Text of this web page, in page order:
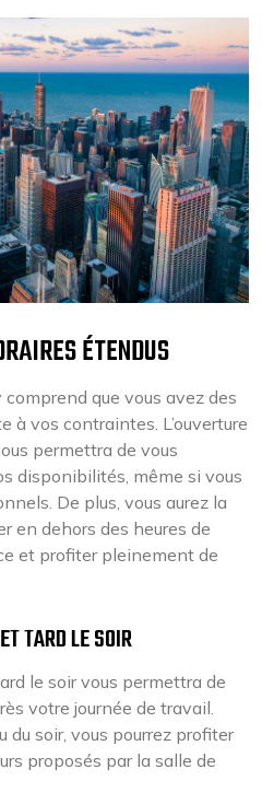
ÉTENDUS
que vous avez des
à vos contraintes. L’ouverture
permettra de vous
disponibilités, même si vous
De plus, vous aurez la
en dehors des heures de
et profiter pleinement de
TARD LE SOIR
le soir vous permettra de
votre journée de travail.
du soir, vous pourrez profiter
proposés par la salle de